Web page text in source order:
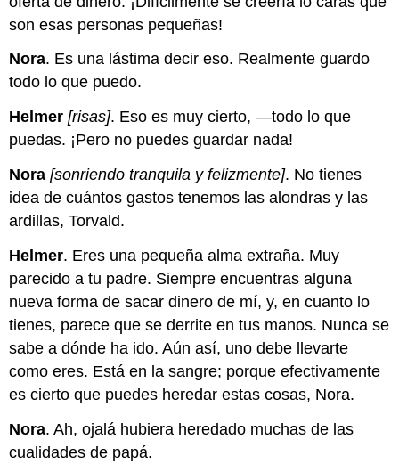
son esas personas pequeñas!
Nora. Es una lástima decir eso. Realmente guardo
todo lo que puedo.
Helmer [risas]. Eso es muy cierto, —todo lo que
puedas. ¡Pero no puedes guardar nada!
Nora [sonriendo tranquila y felizmente]. No tienes
idea de cuántos gastos tenemos las alondras y las
ardillas, Torvald.
Helmer. Eres una pequeña alma extraña. Muy
parecido a tu padre. Siempre encuentras alguna
nueva forma de sacar dinero de mí, y, en cuanto lo
tienes, parece que se derrite en tus manos. Nunca se
sabe a dónde ha ido. Aún así, uno debe llevarte
como eres. Está en la sangre; porque efectivamente
es cierto que puedes heredar estas cosas, Nora.
Nora. Ah, ojalá hubiera heredado muchas de las
cualidades de papá.